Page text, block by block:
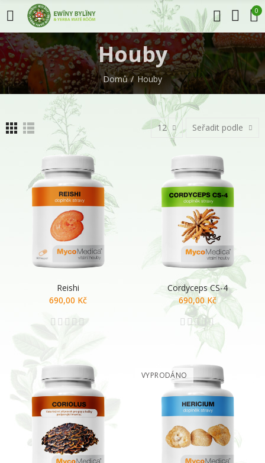
0
Houby
Domů Houby
12 Seřadit podle
Reishi
690,00 Kč
Cordyceps CS-4
690,00 Kč
VYPRODÁNO